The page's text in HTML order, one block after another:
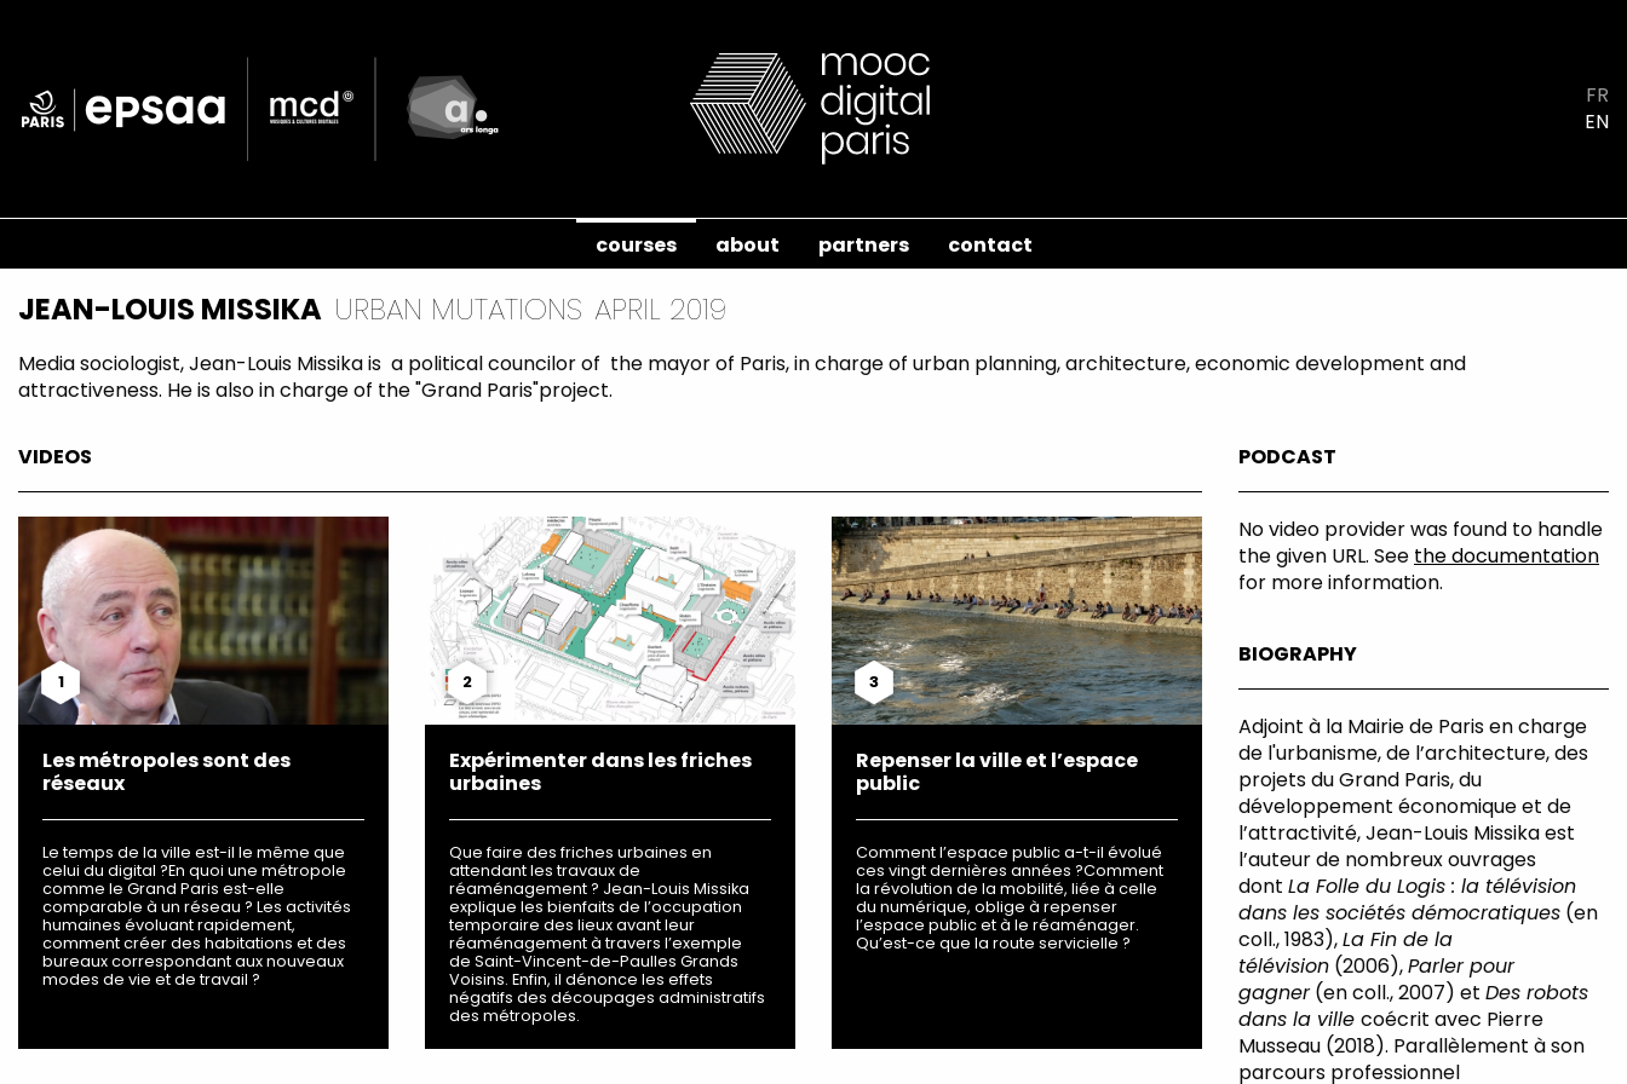
content
FR
EN
principale
courses about partners contact
JEAN-LOUIS MISSIKA URBAN MUTATIONS APRIL 2019
Media sociologist, Jean-Louis Missika is a political councilor of the mayor of Paris, in charge of urban planning, architecture, economic development and
attractiveness. He is also in charge of the "Grand Paris"project.
VIDEOS
1
Les métropoles sont des
réseaux
Le temps de la ville est-il le même que
celui du digital ?En quoi une métropole
comme le Grand Paris est-elle
comparable à un réseau ? Les activités
humaines évoluant rapidement,
comment créer des habitations et des
bureaux correspondant aux nouveaux
modes de vie et de travail ?
2
Expérimenter dans les friches
urbaines
Que faire des friches urbaines en
attendant les travaux de
réaménagement ? Jean-Louis Missika
explique les bienfaits de l’occupation
temporaire des lieux avant leur
réaménagement à travers l’exemple
de Saint-Vincent-de-Paulles Grands
Voisins. Enfin, il dénonce les effets
négatifs des découpages administratifs
des métropoles.
3
Repenser la ville et l’espace
public
Comment l’espace public a-t-il évolué
ces vingt dernières années ?Comment
la révolution de la mobilité, liée à celle
du numérique, oblige à repenser
l’espace public et à le réaménager.
Qu’est-ce que la route servicielle ?
PODCAST
No video provider was found to handle
the given URL. See the documentation
for more information.
BIOGRAPHY
Adjoint à la Mairie de Paris en charge
de l'urbanisme, de l’architecture, des
projets du Grand Paris, du
développement économique et de
l’attractivité, Jean-Louis Missika est
l’auteur de nombreux ouvrages
dont La Folle du Logis : la télévision
dans les sociétés démocratiques (en
coll., 1983),La Fin de la
télévision (2006),Parler pour
gagner(en coll., 2007) et Des robots
dans la ville coécrit avec Pierre
Musseau (2018). Parallèlement à son
parcours professionnel